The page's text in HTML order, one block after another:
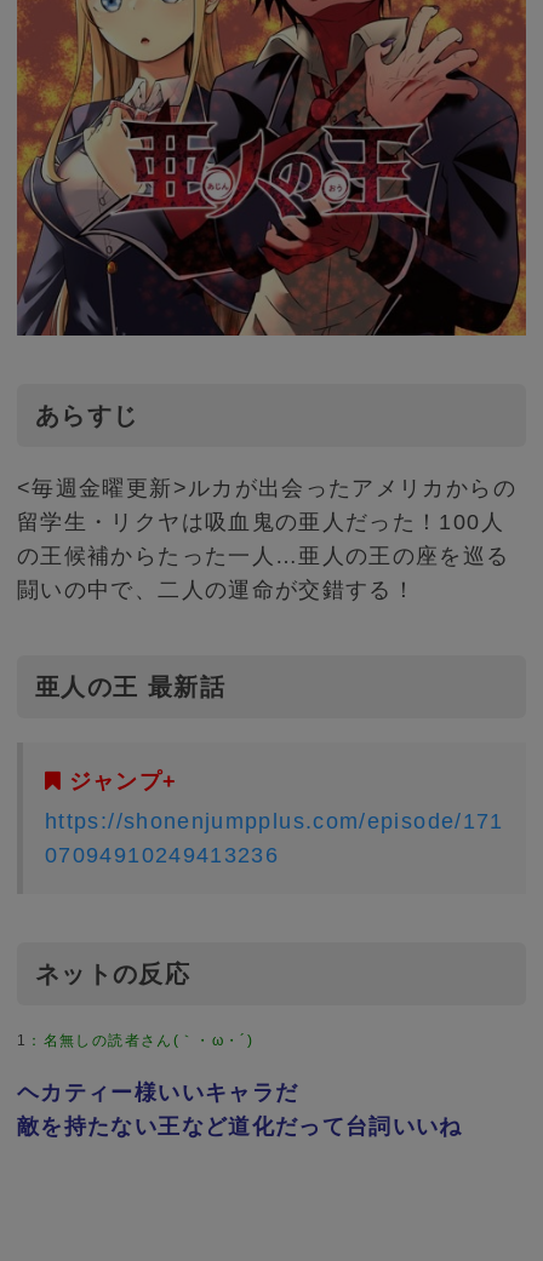
あらすじ
<毎週金曜更新>ルカが出会ったアメリカからの
留学生・リクヤは吸血鬼の亜人だった！100人
の王候補からたった一人…亜人の王の座を巡る
闘いの中で、二人の運命が交錯する！
亜人の王 最新話
ジャンプ+
https://shonenjumpplus.com/episode/171
07094910249413236
ネットの反応
1 ： 名無しの読者さん(｀・ω・´)
ヘカティー様いいキャラだ
敵を持たない王など道化だって台詞いいね